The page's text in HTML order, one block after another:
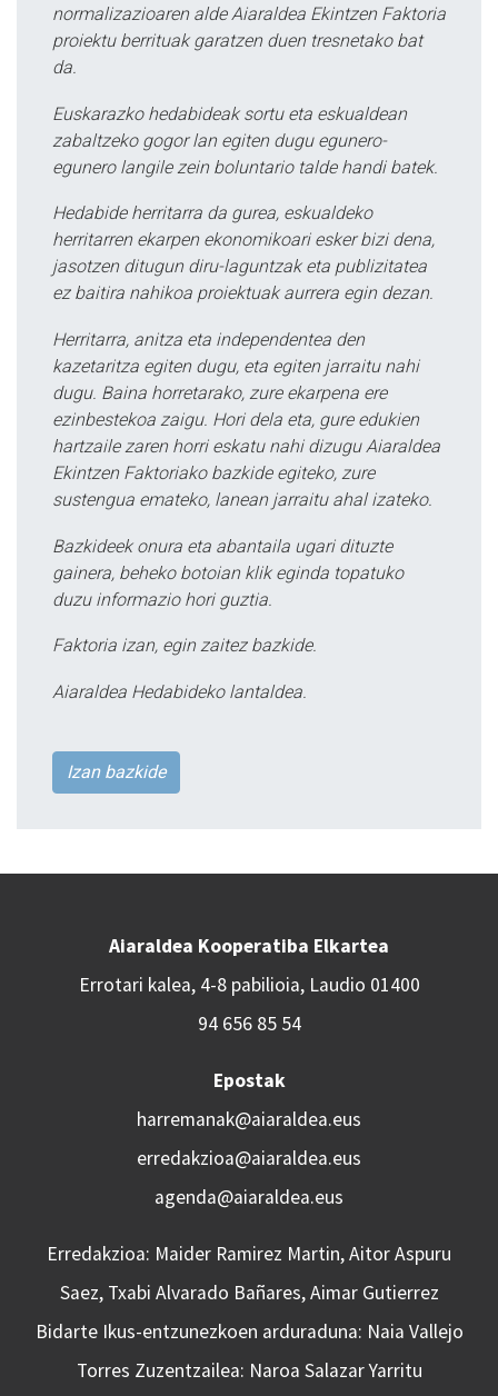
normalizazioaren alde Aiaraldea Ekintzen Faktoria
proiektu berrituak garatzen duen tresnetako bat
da.
Euskarazko hedabideak sortu eta eskualdean
zabaltzeko gogor lan egiten dugu egunero-
egunero langile zein boluntario talde handi batek.
Hedabide herritarra da gurea, eskualdeko
herritarren ekarpen ekonomikoari esker bizi dena,
jasotzen ditugun diru-laguntzak eta publizitatea
ez baitira nahikoa proiektuak aurrera egin dezan.
Herritarra, anitza eta independentea den
kazetaritza egiten dugu, eta egiten jarraitu nahi
dugu. Baina horretarako, zure ekarpena ere
ezinbestekoa zaigu. Hori dela eta, gure edukien
hartzaile zaren horri eskatu nahi dizugu Aiaraldea
Ekintzen Faktoriako bazkide egiteko, zure
sustengua emateko, lanean jarraitu ahal izateko.
Bazkideek onura eta abantaila ugari dituzte
gainera, beheko botoian klik eginda topatuko
duzu informazio hori guztia.
Faktoria izan, egin zaitez bazkide.
Aiaraldea Hedabideko lantaldea.
Izan bazkide
Aiaraldea Kooperatiba Elkartea
Errotari kalea, 4-8 pabilioia, Laudio 01400
94 656 85 54
Epostak
harremanak@aiaraldea.eus
erredakzioa@aiaraldea.eus
agenda@aiaraldea.eus
Erredakzioa: Maider Ramirez Martin, Aitor Aspuru
Saez, Txabi Alvarado Bañares, Aimar Gutierrez
Bidarte Ikus-entzunezkoen arduraduna: Naia Vallejo
Torres Zuzentzailea: Naroa Salazar Yarritu